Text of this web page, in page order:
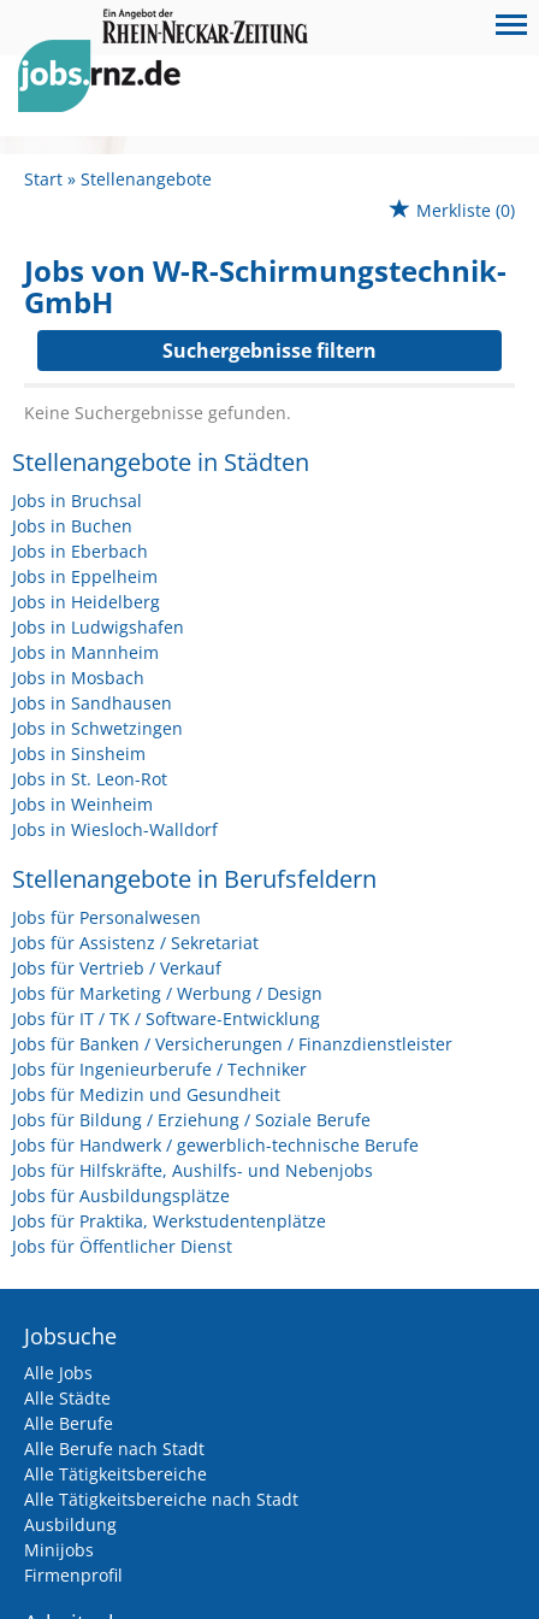
Start
Stellenangebote
Merkliste (0)
Jobs von W-R-Schirmungstechnik-
GmbH
Suchergebnisse filtern
Keine Suchergebnisse gefunden.
Stellenangebote in Städten
Jobs in Bruchsal
Jobs in Buchen
Jobs in Eberbach
Jobs in Eppelheim
Jobs in Heidelberg
Jobs in Ludwigshafen
Jobs in Mannheim
Jobs in Mosbach
Jobs in Sandhausen
Jobs in Schwetzingen
Jobs in Sinsheim
Jobs in St. Leon-Rot
Jobs in Weinheim
Jobs in Wiesloch-Walldorf
Stellenangebote in Berufsfeldern
Jobs für Personalwesen
Jobs für Assistenz / Sekretariat
Jobs für Vertrieb / Verkauf
Jobs für Marketing / Werbung / Design
Jobs für IT / TK / Software-Entwicklung
Jobs für Banken / Versicherungen / Finanzdienstleister
Jobs für Ingenieurberufe / Techniker
Jobs für Medizin und Gesundheit
Jobs für Bildung / Erziehung / Soziale Berufe
Jobs für Handwerk / gewerblich-technische Berufe
Jobs für Hilfskräfte, Aushilfs- und Nebenjobs
Jobs für Ausbildungsplätze
Jobs für Praktika, Werkstudentenplätze
Jobs für Öffentlicher Dienst
Jobsuche
Alle Jobs
Alle Städte
Alle Berufe
Alle Berufe nach Stadt
Alle Tätigkeitsbereiche
Alle Tätigkeitsbereiche nach Stadt
Ausbildung
Minijobs
Firmenprofil